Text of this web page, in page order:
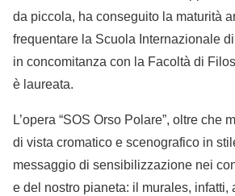
da piccola, ha conseguito la maturità
frequentare la Scuola Internazionale
in concomitanza con la Facoltà di
è laureata.
L’opera “SOS Orso Polare”, oltre che
di vista cromatico e scenografico in
messaggio di sensibilizzazione nei
e del nostro pianeta: il murales, infatti,